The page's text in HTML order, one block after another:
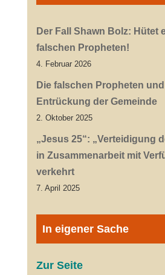
Der Fall Shawn Bolz: Hütet
falschen Propheten!
4. Februar 2026
Die falschen Propheten
Entrückung der Gemeinde
2. Oktober 2025
„Jesus 25“: „Verteidigung
in Zusammenarbeit mit
verkehrt
7. April 2025
In eigener Sache
Zur Seite